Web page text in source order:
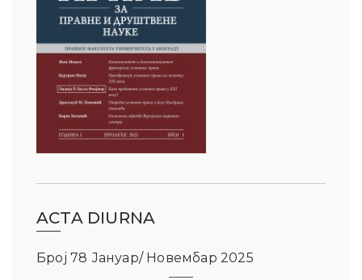
ACTA DIURNA
Број 78 Јануар/ Новембар 2025